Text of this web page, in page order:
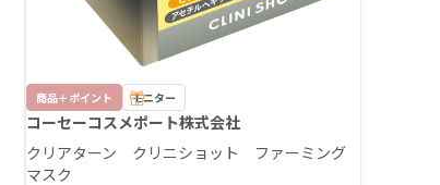
商品＋ポイント モニター
コーセーコスメポート株式会社
クリアターン クリニショット ファーミング
マスク